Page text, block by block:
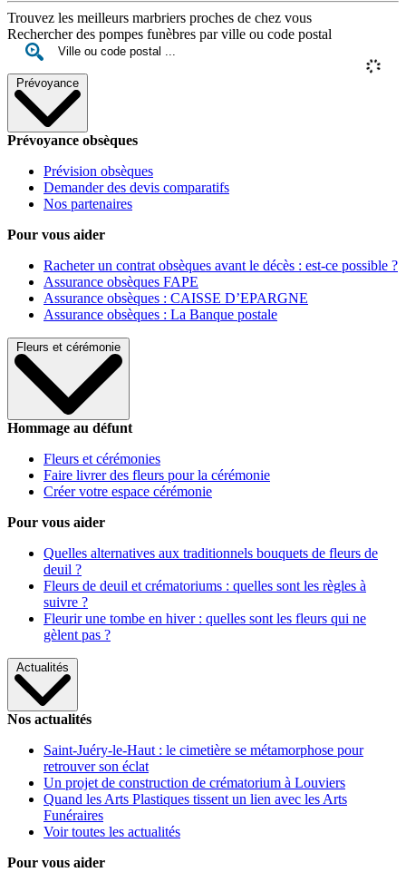
Trouvez les meilleurs marbriers proches de chez vous
Rechercher des pompes funèbres par ville ou code postal
Prévoyance
Prévoyance obsèques
Prévision obsèques
Demander des devis comparatifs
Nos partenaires
Pour vous aider
Racheter un contrat obsèques avant le décès : est-ce possible ?
Assurance obsèques FAPE
Assurance obsèques : CAISSE D’EPARGNE
Assurance obsèques : La Banque postale
Fleurs et cérémonie
Hommage au défunt
Fleurs et cérémonies
Faire livrer des fleurs pour la cérémonie
Créer votre espace cérémonie
Pour vous aider
Quelles alternatives aux traditionnels bouquets de fleurs de
deuil ?
Fleurs de deuil et crématoriums : quelles sont les règles à
suivre ?
Fleurir une tombe en hiver : quelles sont les fleurs qui ne
gèlent pas ?
Actualités
Nos actualités
Saint-Juéry-le-Haut : le cimetière se métamorphose pour
retrouver son éclat
Un projet de construction de crématorium à Louviers
Quand les Arts Plastiques tissent un lien avec les Arts
Funéraires
Voir toutes les actualités
Pour vous aider